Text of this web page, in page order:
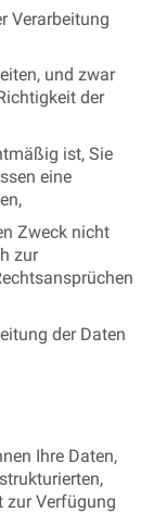
Verarbeitung
und zwar
der
ist, Sie
eine
Zweck nicht
zur
der Daten
Ihre Daten,
zur Verfügung